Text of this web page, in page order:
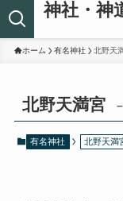
神社・神
ホーム 有名神社 北野天
北野天満宮
有名神社 北野天満